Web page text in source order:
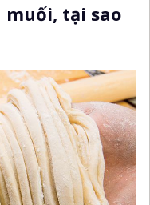
tại sao